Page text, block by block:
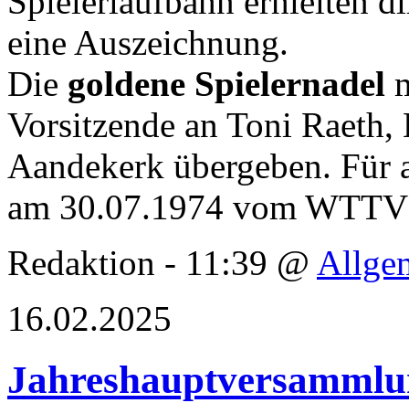
eine Auszeichnung.
Die goldene Spielernadel
Vorsitzende an Toni
Aandekerk übergeben. Für
am 30.07.1974 vom
Redaktion - 11:39 @
16.02.2025